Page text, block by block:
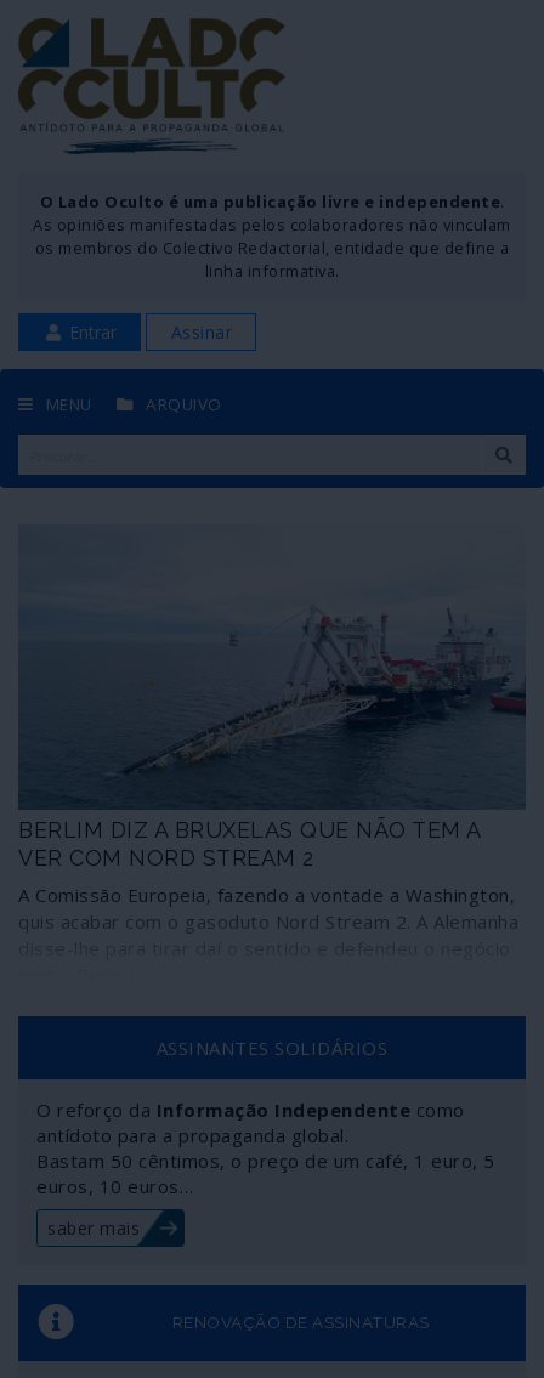
O Lado Oculto é uma publicação livre e independente.
As opiniões manifestadas pelos colaboradores não vinculam
os membros do Colectivo Redactorial, entidade que define a
linha informativa.
Entrar Assinar
MENU ARQUIVO
BERLIM DIZ A BRUXELAS QUE NÃO TEM A
VER COM NORD STREAM 2
A Comissão Europeia, fazendo a vontade a Washington,
quis acabar com o gasoduto Nord Stream 2. A Alemanha
ASSINANTES SOLIDÁRIOS
O reforço da Informação Independente como
antídoto para a propaganda global.
Bastam 50 cêntimos, o preço de um café, 1 euro, 5
euros, 10 euros…
saber mais
RENOVAÇÃO DE ASSINATURAS